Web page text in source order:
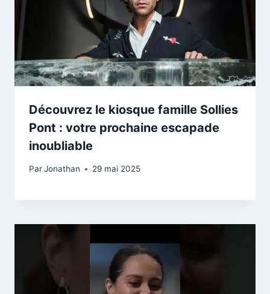
Découvrez le kiosque famille Sollies
Pont : votre prochaine escapade
inoubliable
ParJonathan 29 mai 2025